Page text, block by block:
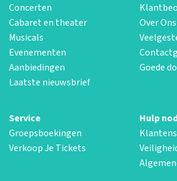
Concerten
Cabaret en theater
Musicals
Evenementen
Aanbiedingen
Laatste nieuwsbrief
Over Ons
Goede
Service
Groepsboekingen
Verkoop Je Tickets
Hulp